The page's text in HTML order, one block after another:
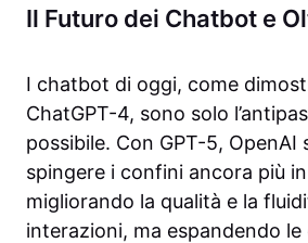
Il Futuro dei Chatbot e
I chatbot di oggi, come
ChatGPT-4, sono solo
possibile. Con GPT-5, OpenAI
spingere i confini ancora più
migliorando la qualità e la
interazioni, ma espandendo